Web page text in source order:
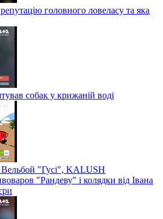
головного ловеласу та яка
собак у крижаній воді
Вельбой "Гусі", KALUSH
"Рандеву" і колядки від Івана